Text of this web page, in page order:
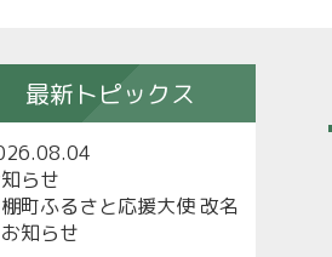
最新トピックス
らせ
町ふるさと応援大使 改名
知らせ